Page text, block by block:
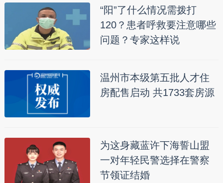
“阳”了什么情况需拨打
120？患者呼救要注意哪些
问题？专家这样说
温州市本级第五批人才住
房配售启动 共1733套房源
为这身藏蓝许下海誓山盟
一对年轻民警选择在警察
节领证结婚